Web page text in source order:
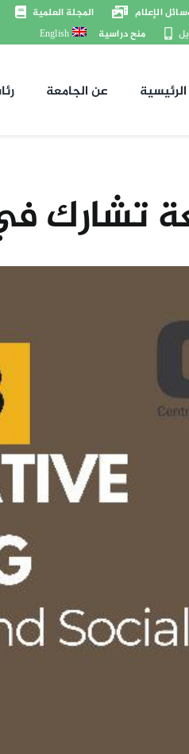
الإعلام
المجلة العلمية
منح دراسية English
الرئيسية عن الجامعة
تشارك